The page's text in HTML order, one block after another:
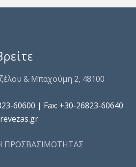
& Μπαχούμη 2, 48100
60600 | Fax: +30-26823-60640
ΠΡΟΣΒΑΣΙΜΟΤΗΤΑΣ